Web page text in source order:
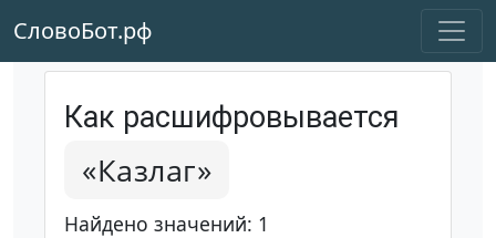
СловоБот.рф
Как расшифровывается
«Казлаг»
Найдено значений: 1